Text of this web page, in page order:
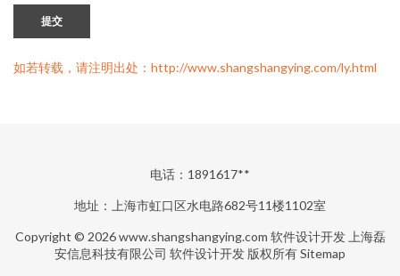
提交
如若转载，请注明出处：http://www.shangshangying.com/ly.html
电话：1891617**
地址：上海市虹口区水电路682号11楼1102室
Copyright © 2026www.shangshangying.com 软件设计开发 上海磊
安信息科技有限公司 软件设计开发 版权所有Sitemap